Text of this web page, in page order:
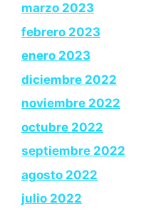
marzo 2023
febrero 2023
enero 2023
diciembre 2022
noviembre 2022
octubre 2022
septiembre 2022
agosto 2022
julio 2022